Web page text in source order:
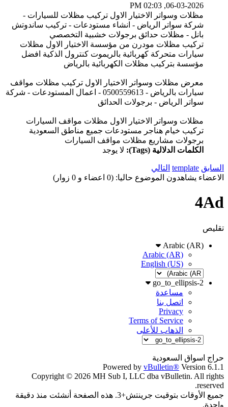
06-03-2026, 02:03 PM
مظلات وسواتر الاختيار الاول تركيب مظلات للسيارات -
شركة سواتر الرياض - انشاء مستودعات - تركيب ساندوتش
بانل - مظلات حدائق برجولات خشبية التخصصي
تركيب مظلات مودرن من مؤسسة الاختيار الاول مظلات
سيارات متحركة كهربائية بالريموت كنترول الذكية افضل
مؤسسة بتركيب مظلات الكهربائية بالرياض
معرض مظلات وسواتر الاختيار الاول تركيب مظلات مواقف
سيارات بالرياض - 0500559613 - اعمال المستودعات - شركة
سواتر الرياض - برجولات الحدائق
مظلات وسواتر الاختيار الاول مظلات مواقف السيارات
تركيب خيام هناجر مستودعات جميع مناطق السعودية
برجولات مشاريع مظلات مواقف السيارات
الكلمات الدلالية (Tags):
لا يوجد
السابق template التالي
الاعضاء يشاهدون الموضوع حاليا: (0 اعضاء و 0 زوار)
4Ad
تقليص
Arabic (AR)
Arabic (AR)
English (US)
go_to_ellipsis-2
مساعدة
اتصل بنا
Privacy
Terms of Service
الذهاب للأعلى
حراج اسواق السعودية
Powered by vBulletin® Version 6.1.1
Copyright © 2026 MH Sub I, LLC dba vBulletin. All rights
reserved.
جميع الأوقات بتوقيت جرينتش+3. هذه الصفحة أنشئت منذ دقيقة
واحدة.